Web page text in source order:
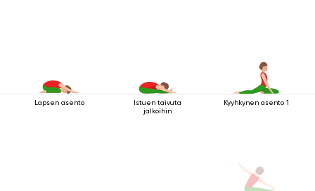
Lapsen asento
Istuen taivuta
jalkoihin
Kyyhkynen asento 1